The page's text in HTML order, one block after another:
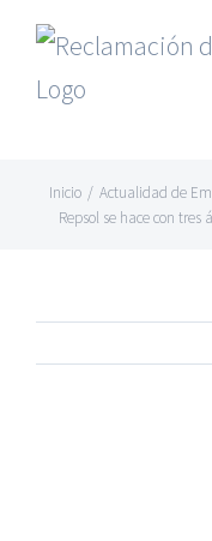
Saltar
contenido
Inicio / Actualidad de
Repsol se hace con tres